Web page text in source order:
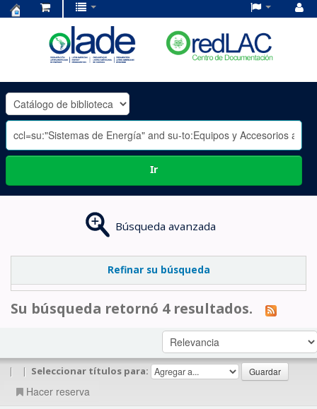
OLADE
-
Ir
Búsqueda avanzada
Refinar su búsqueda
Su búsqueda retornó 4 resultados.
| | Seleccionar títulos para:
Hacer reserva